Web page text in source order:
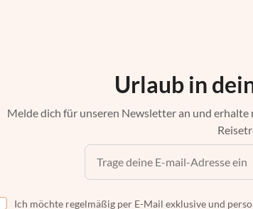
Urlaub in
Melde dich für unseren Newsletter an und
Ich möchte regelmäßig per E-Mail exklusive und